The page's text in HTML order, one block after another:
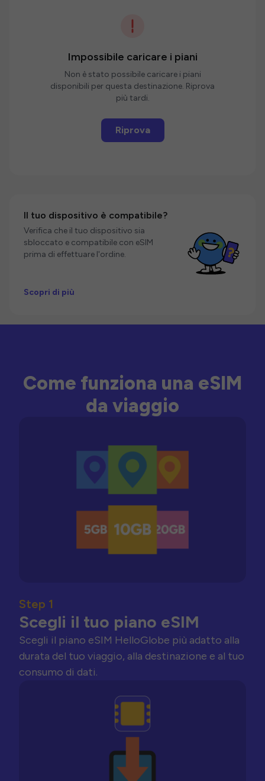
Impossibile caricare i piani
Non è stato possibile caricare i piani
disponibili per questa destinazione. Riprova
più tardi.
Riprova
Il tuo dispositivo è compatibile?
Verifica che il tuo dispositivo sia
sbloccato e compatibile con eSIM
prima di effettuare l'ordine.
Scopri di più
Come funziona una eSIM
da viaggio
Step 1
Scegli il tuo piano eSIM
Scegli il piano eSIM HelloGlobe più adatto alla
durata del tuo viaggio, alla destinazione e al tuo
consumo di dati.